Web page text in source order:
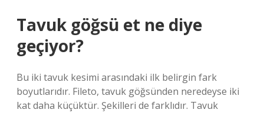
Tavuk göğsü et ne diye
geçiyor?
Bu iki tavuk kesimi arasındaki ilk belirgin fark
boyutlarıdır. Fileto, tavuk göğsünden neredeyse iki
kat daha küçüktür. Şekilleri de farklıdır. Tavuk